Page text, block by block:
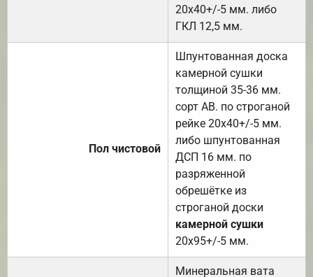
20х40+/-5 мм. либо
ГКЛ 12,5 мм.
Пол чистовой
Шпунтованная доска
камерной сушки
толщиной 35-36 мм.
сорт АВ. по строганой
рейке 20х40+/-5 мм.
либо шпунтованная
ДСП 16 мм. по
разряженной
обрешётке из
строганой доски
камерной сушки
20х95+/-5 мм.
Минеральная вата